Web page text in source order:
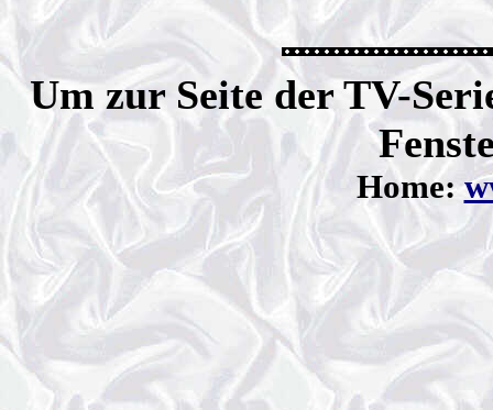
Um zur Seite der TV-
Home: